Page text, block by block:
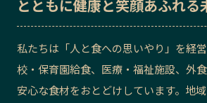
栃木エリア
群馬エリ
埼玉エリア
千葉エリ
東京23区エリア
多摩エリ
神奈川エリア
新潟エリ
富山エリア
石川エリ
とともに健康と笑顔あふれる
私たちは「人と食への思いやり」を経
校・保育園給食、医療・福祉施設、外
安心な食材をおとどけしています。地